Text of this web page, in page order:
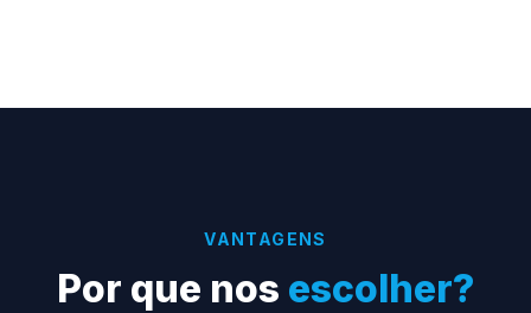
VANTAGENS
Por que nos escolher?